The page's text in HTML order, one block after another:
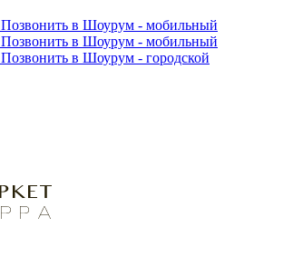
Позвонить в Шоурум - мобильный
Позвонить в Шоурум - мобильный
Позвонить в Шоурум - городской